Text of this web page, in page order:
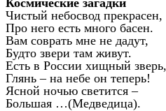
Чистый небосвод прекрасен,
Про него есть много басен.
Вам соврать мне не дадут,
Будто звери там живут.
Есть в России хищный зверь,
Глянь – на небе он теперь!
Ясной ночью светится –
Большая …(Медведица).